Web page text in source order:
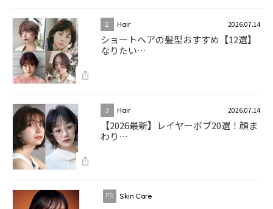
2 Hair 2026.07.14
ショートヘアの髪型おすすめ【12選】
なりたい…
3 Hair 2026.07.14
【2026最新】レイヤーボブ20選！顔ま
わり…
Skin Care